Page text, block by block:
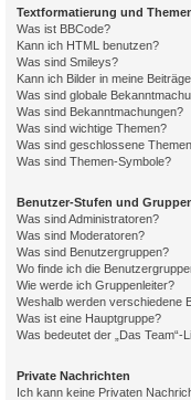
Textformatierung und
Was ist BBCode?
Kann ich HTML benutzen?
Was sind Smileys?
Kann ich Bilder in meine
Was sind globale
Was sind Bekanntmachungen?
Was sind wichtige Themen?
Was sind geschlossene
Was sind Themen-Symbole?
Benutzer-Stufen und
Was sind Administratoren?
Was sind Moderatoren?
Was sind Benutzergruppen?
Wo finde ich die
Wie werde ich Gruppenleiter?
Weshalb werden verschiedene
Was ist eine Hauptgruppe?
Was bedeutet der „Das Team“-
Private Nachrichten
Ich kann keine Privaten